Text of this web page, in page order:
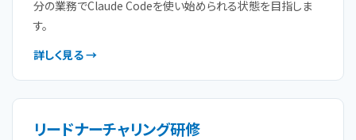
分の業務でClaude Codeを使い始められる状態を目指しま
す。
詳しく見る →
リードナーチャリング研修